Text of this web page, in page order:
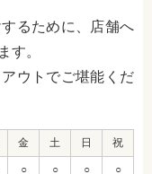
るために、店舗へ
す。
ウトでご堪能くだ
金 土 日 祝
○ ○ ○ ○